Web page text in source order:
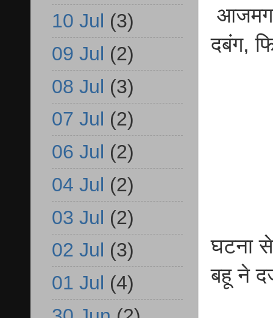
दबंग,
घटना
बहू ने
10 Jul (3)
09 Jul (2)
08 Jul (3)
07 Jul (2)
06 Jul (2)
04 Jul (2)
03 Jul (2)
02 Jul (3)
01 Jul (4)